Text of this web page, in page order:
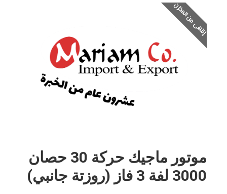
إنتهى من المخزن
موتور ماجيك حركة 30 حصان
3000 لفة 3 فاز (روزتة جانبي)